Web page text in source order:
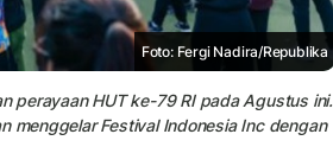
Foto: Fergi Nadira/Republika
perayaan HUT ke-79 RI pada Agustus ini.
menggelar Festival Indonesia Inc dengan